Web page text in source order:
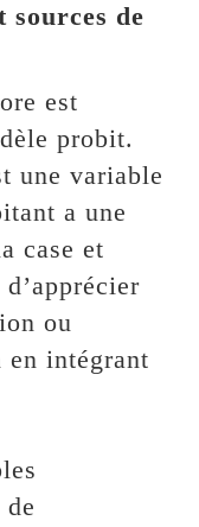
sources de
est
probit.
une variable
a une
case et
ou
en intégrant